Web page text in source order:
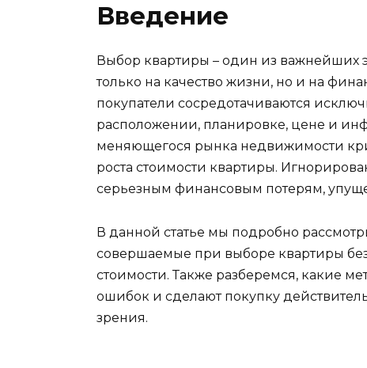
Введение
Выбор квартиры – один из важнейших
только на качество жизни, но и на
покупатели сосредотачиваются
расположении, планировке, цене и
меняющегося рынка недвижимости
роста стоимости квартиры.
серьезным финансовым потерям,
В данной статье мы подробно
совершаемые при выборе квартиры
стоимости. Также разберемся, какие
ошибок и сделают покупку
зрения.